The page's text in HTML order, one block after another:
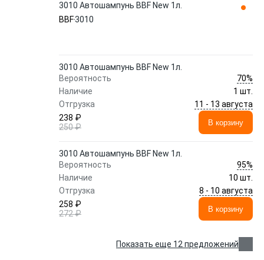
3010 Автошампунь BBF New 1л.
BBF3010
3010 Автошампунь BBF New 1л.
Вероятность
70%
Наличие
1 шт.
Отгрузка
11 - 13 августа
238 ₽
250 ₽
В корзину
3010 Автошампунь BBF New 1л.
Вероятность
95%
Наличие
10 шт.
Отгрузка
8 - 10 августа
258 ₽
272 ₽
В корзину
Показать еще 12 предложений